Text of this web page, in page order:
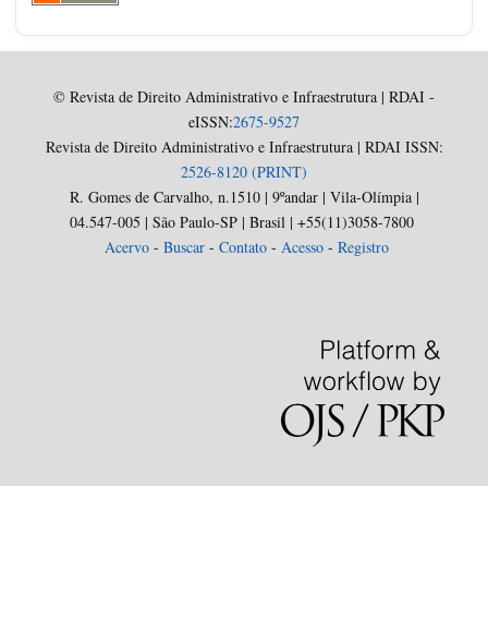
© Revista de Direito Administrativo e Infraestrutura | RDAI -
eISSN:2675-9527
Revista de Direito Administrativo e Infraestrutura | RDAI ISSN:
2526-8120 (PRINT)
R. Gomes de Carvalho, n.1510 | 9ºandar | Vila-Olímpia |
04.547-005 | São Paulo-SP | Brasil | +55(11)3058-7800
Acervo - Buscar - Contato - Acesso - Registro